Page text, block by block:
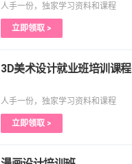
人手一份，独家学习资料和课程
立即领取 >
3D美术设计就业班培训课程
人手一份，独家学习资料和课程
立即领取 >